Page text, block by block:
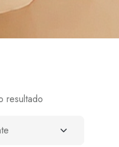
resultado